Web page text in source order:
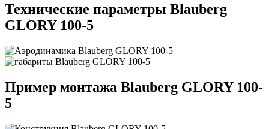
Технические параметры Blauberg
GLORY 100-5
Пример монтажа Blauberg GLORY 100-
5